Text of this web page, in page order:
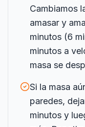
Cambiamos
amasar y
minutos (6
minutos a
masa se
Si la masa
paredes,
minutos y